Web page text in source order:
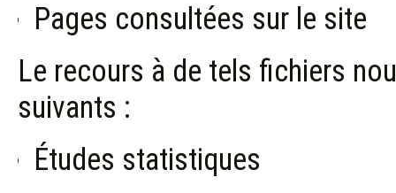
Pages consultées sur le site
Le recours à de tels fichiers
suivants :
Études statistiques